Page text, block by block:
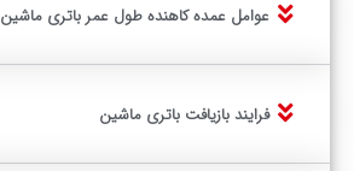
عوامل عمده کاهنده طول عمر باتری ماشین
فرایند بازیافت باتری ماشین